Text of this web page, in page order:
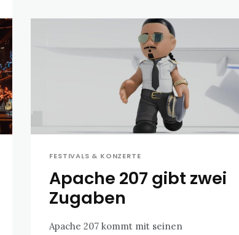
FESTIVALS & KONZERTE
Apache 207 gibt zwei
Zugaben
Apache 207 kommt mit seinen